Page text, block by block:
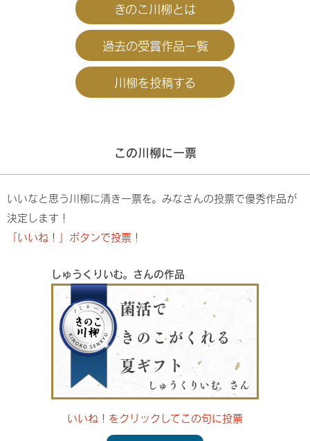
きのこ川柳とは
過去の受賞作品一覧
川柳を投稿する
この川柳に一票
いいなと思う川柳に清き一票を。みなさんの投票で優秀作品が
決定します！
「いいね！」ボタンで投票！
しゅうくりいむ。さんの作品
菌活で
きのこがくれる
夏ギフト
しゅうくりいむ。さん
いいね！をクリックしてこの句に投票